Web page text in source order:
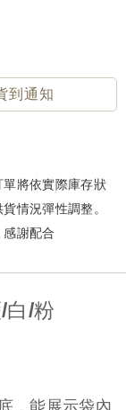
到通知
將依實際庫存狀
情況彈性調整。
謝配合
白/粉